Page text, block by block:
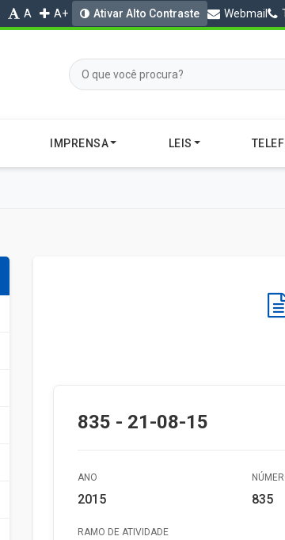
A A+ Ativar Alto Contraste Webmail
IMPRENSA LEIS
835 - 21-08-15
ANO
2015 835
RAMO DE ATIVIDADE